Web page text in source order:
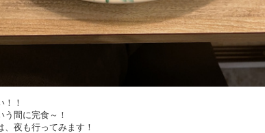
！！
う間に完食～！
、夜も行ってみます！